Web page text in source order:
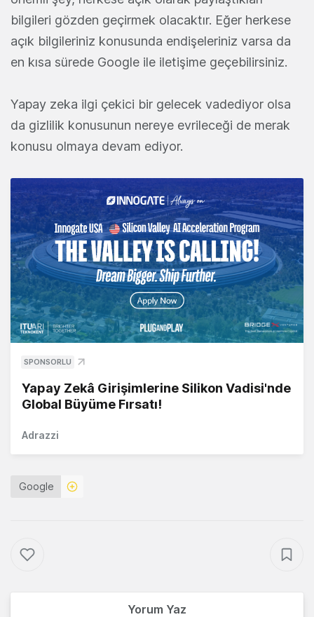
bilgileri gözden geçirmek olacaktır. Eğer herkese
açık bilgileriniz konusunda endişeleriniz varsa da
en kısa sürede Google ile iletişime geçebilirsiniz.
Yapay zeka ilgi çekici bir gelecek vadediyor olsa
da gizlilik konusunun nereye evrileceği de merak
konusu olmaya devam ediyor.
SPONSORLU
Yapay Zekâ Girişimlerine Silikon Vadisi'nde
Global Büyüme Fırsatı!
Adrazzi
Google
Yorum Yaz